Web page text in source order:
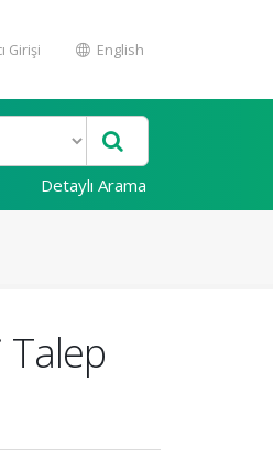
Girişi English
Detaylı Arama